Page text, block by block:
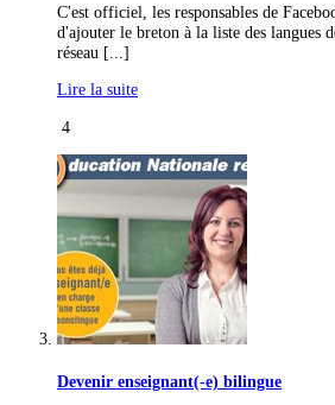
C'est officiel, les responsables de
d'ajouter le breton à la liste des langues
réseau [...]
Lire la suite
4
Devenir enseignant(-e) bilingue